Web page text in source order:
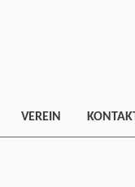
VEREIN